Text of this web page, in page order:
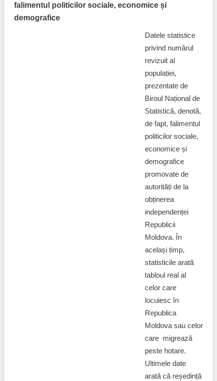
falimentul politicilor sociale, economice și
demografice
Datele statistice
privind numărul
revizuit al
populației,
prezentate de
Biroul Național de
Statistică, denotă,
de fapt, falimentul
politicilor sociale,
economice și
demografice
promovate de
autorități de la
obținerea
independenței
Republicii
Moldova. În
același timp,
statisticile arată
tabloul real al
celor care
locuiesc în
Republica
Moldova sau celor
care migrează
peste hotare.
Ultimele date
arată că reședință